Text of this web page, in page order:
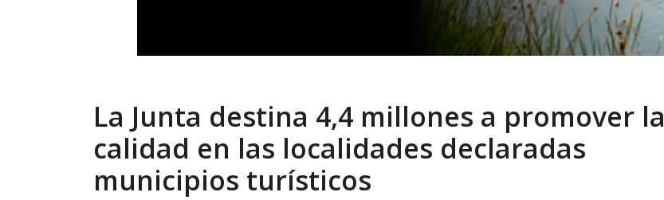
La Junta destina 4,4 millones a promover la
calidad en las localidades declaradas
municipios turísticos